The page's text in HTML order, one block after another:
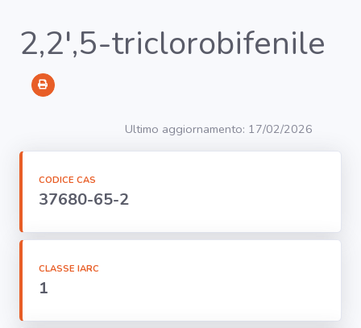
RICERCA
bersaglio
Visualizza
infografica
2,2',5-triclorobifenile
Ultimo aggiornamento: 17/02/2026
CODICE CAS
37680-65-2
CLASSE IARC
1